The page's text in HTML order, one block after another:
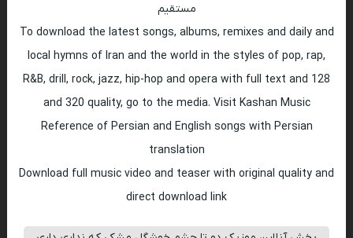
مستقیم
To download the latest songs, albums, remixes and daily and
local hymns of Iran and the world in the styles of pop, rap,
R&B, drill, rock, jazz, hip-hop and opera with full text and 128
and 320 quality, go to the media. Visit Kashan Music
Reference of Persian and English songs with Persian
translation
Download full music video and teaser with original quality and
direct download link